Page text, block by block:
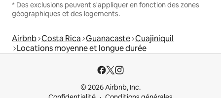
* Des exclusions peuvent s'appliquer en fonction des zones
géographiques et des logements.
Airbnb Costa Rica Guanacaste Cuajiniquil
Locations moyenne et longue durée
© 2026 Airbnb, Inc.